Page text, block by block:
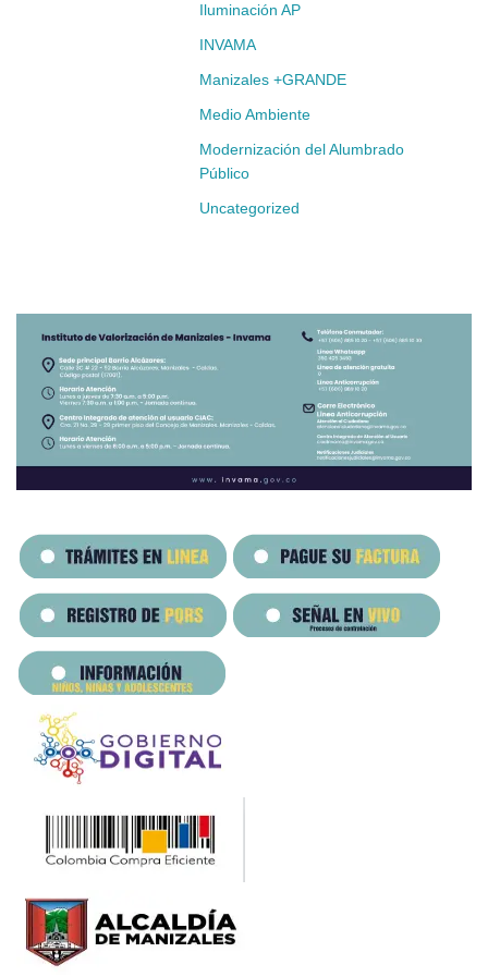
Iluminación AP
INVAMA
Manizales +GRANDE
Medio Ambiente
Modernización del Alumbrado
Público
Uncategorized